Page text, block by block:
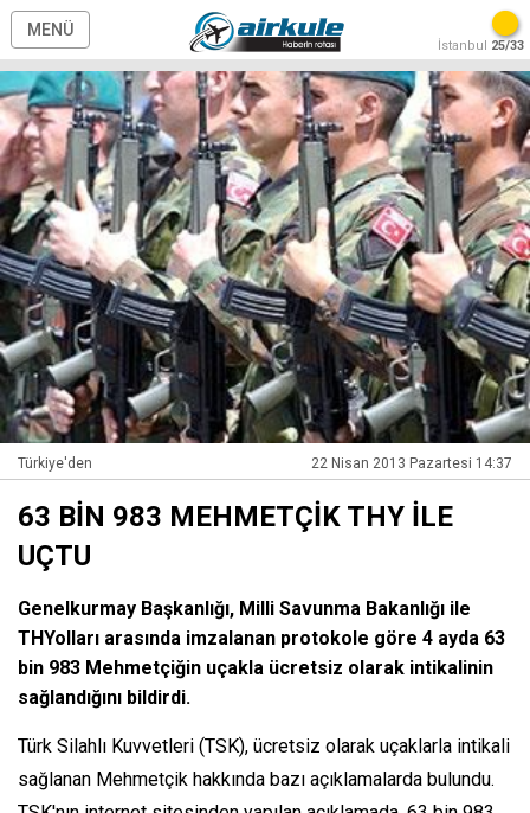
MENÜ
İstanbul 25/33
Türkiye'den 22 Nisan 2013 Pazartesi 14:37
63 BİN 983 MEHMETÇİK THY İLE
UÇTU
Genelkurmay Başkanlığı, Milli Savunma Bakanlığı ile
THYolları arasında imzalanan protokole göre 4 ayda 63
bin 983 Mehmetçiğin uçakla ücretsiz olarak intikalinin
sağlandığını bildirdi.
Türk Silahlı Kuvvetleri (TSK), ücretsiz olarak uçaklarla intikali
sağlanan Mehmetçik hakkında bazı açıklamalarda bulundu.